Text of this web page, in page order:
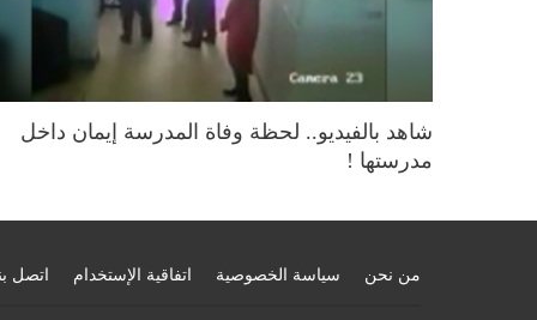
شاهد بالفيديو.. لحظة وفاة المدرسة إيمان داخل
مدرستها !
من نحن سياسة الخصوصية اتفاقية الإستخدام اتصل